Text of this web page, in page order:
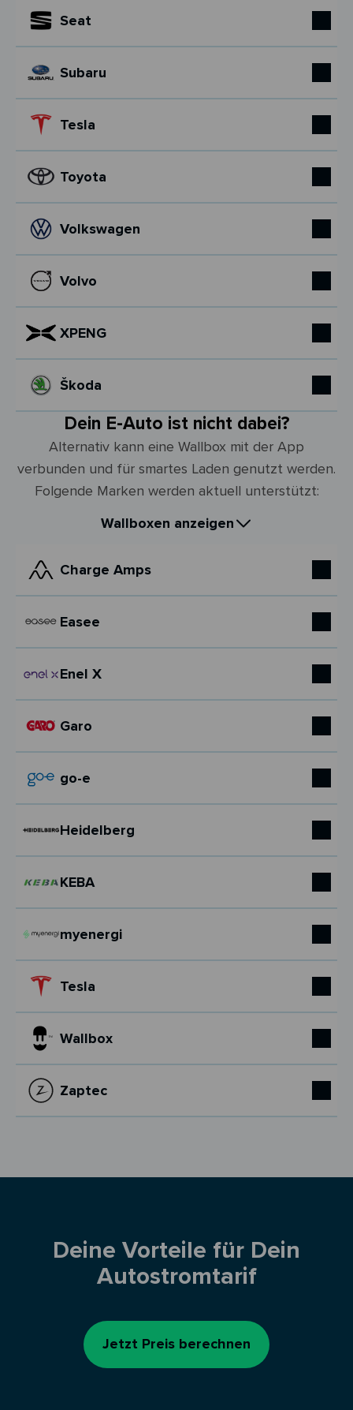
Seat
Subaru
Tesla
Toyota
Volkswagen
Volvo
XPENG
Škoda
Dein E-Auto ist nicht dabei?
Alternativ kann eine Wallbox mit der App
verbunden und für smartes Laden genutzt werden.
Folgende Marken werden aktuell unterstützt:
Wallboxen anzeigen
Charge Amps
Easee
Enel X
Garo
go-e
Heidelberg
KEBA
myenergi
Tesla
Wallbox
Zaptec
Deine Vorteile für Dein
Autostromtarif
Jetzt Preis berechnen